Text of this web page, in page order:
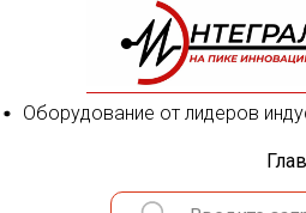
Оборудование от лидеров